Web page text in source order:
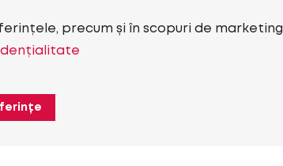
precum și în scopuri de marketing